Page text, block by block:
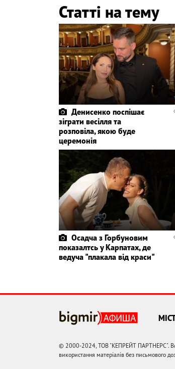
Статті на тему
Денисенко поспішає
зіграти весілля та
розповіла, якою буде
церемонія
Осадча з Горбуновим
показалтсь у Карпатах, де
ведуча "плакала від краси"
© 2000-2024, ТОВ "КЕПРЕЙТ ПАРТНЕРС". Всі
використання матеріалів без